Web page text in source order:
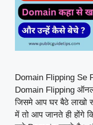
Domain Flipping Se
Domain Flipping
जिसमे आप घर बैठे लाखो
में तो आप जानते ही होंगे